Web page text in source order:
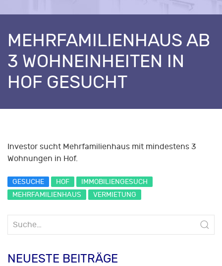
MEHRFAMILIENHAUS AB
3 WOHNEINHEITEN IN
HOF GESUCHT
Investor sucht Mehrfamilienhaus mit mindestens 3
Wohnungen in Hof.
GESUCHE HOF
IMMOBILIENGESUCH
MEHRFAMILIENHAUS
VERMIETUNG
Suche
nach:
NEUESTE BEITRÄGE